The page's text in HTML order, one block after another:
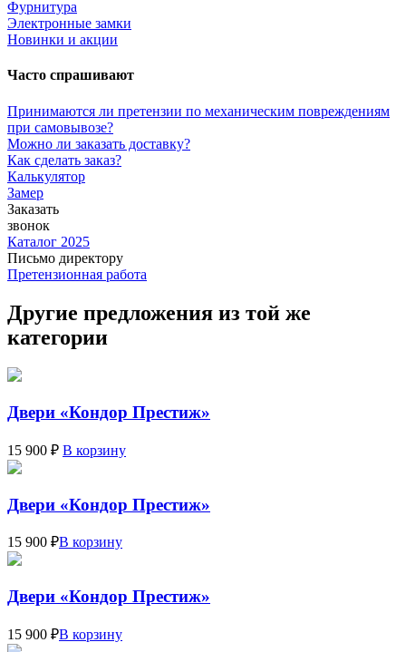
Фурнитура
Электронные замки
Новинки и акции
Часто спрашивают
Принимаются ли претензии по механическим повреждениям
при самовывозе?
Можно ли заказать доставку?
Как сделать заказ?
Калькулятор
Замер
Заказать
звонок
Каталог 2025
Письмо директору
Претензионная работа
Другие предложения из той же
категории
Двери «Кондор Престиж»
15 900 ₽ В корзину
Двери «Кондор Престиж»
15 900 ₽В корзину
Двери «Кондор Престиж»
15 900 ₽В корзину